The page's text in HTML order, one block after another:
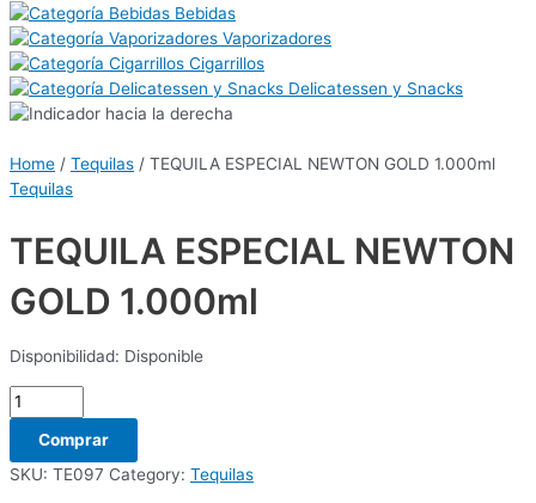
Bebidas
Vaporizadores
Cigarrillos
Delicatessen y Snacks
Home / Tequilas / TEQUILA ESPECIAL NEWTON GOLD 1.000ml
Tequilas
TEQUILA ESPECIAL NEWTON
GOLD 1.000ml
Disponibilidad: Disponible
Comprar
SKU: TE097 Category: Tequilas